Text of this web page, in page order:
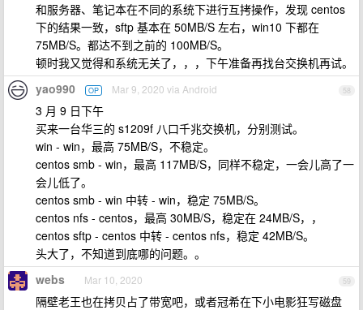
和服务器、笔记本在不同的系统下进行互拷操作，发现 centos
下的结果一致，sftp 基本在 50MB/S 左右，win10 下都在
75MB/S。都达不到之前的 100MB/S。
顿时我又觉得和系统无关了，，，下午准备再找台交换机再试。
58
yao990 OP Mar 9, 2020 via Android
3 月 9 日下午
买来一台华三的 s1209f 八口千兆交换机，分别测试。
win - win，最高 75MB/S，不稳定。
centos smb - win，最高 117MB/S，同样不稳定，一会儿高了一
会儿低了。
centos smb - win 中转 - win，稳定 75MB/S。
centos nfs - centos，最高 30MB/S，稳定在 24MB/S，，
centos sftp - centos 中转 - centos nfs，稳定 42MB/S。
头大了，不知道到底哪的问题。。
59
webs Mar 10, 2020
隔壁老王也在拷贝占了带宽吧，或者冠希在下小电影狂写磁盘